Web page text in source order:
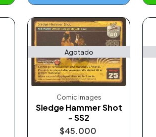
Agotado
Comic Images
Sledge Hammer Shot
- SS2
$45.000